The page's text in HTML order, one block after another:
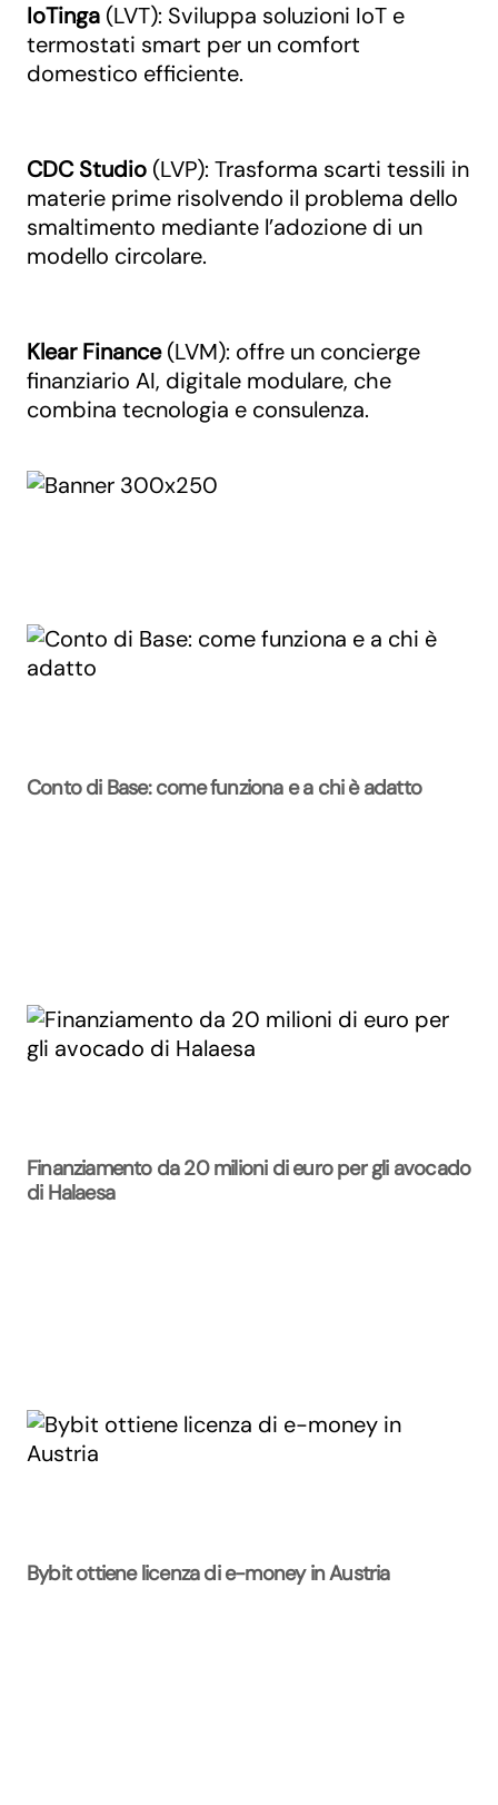
IoTinga (LVT): Sviluppa soluzioni IoT e
termostati smart per un comfort
domestico efficiente.
CDC Studio (LVP): Trasforma scarti tessili in
materie prime risolvendo il problema dello
smaltimento mediante l’adozione di un
modello circolare.
Klear Finance(LVM): offre un concierge
finanziario AI, digitale modulare, che
combina tecnologia e consulenza.
Conto di Base: come funziona e a chi è adatto
Finanziamento da 20 milioni di euro per gli avocado
di Halaesa
Bybit ottiene licenza di e-money in Austria